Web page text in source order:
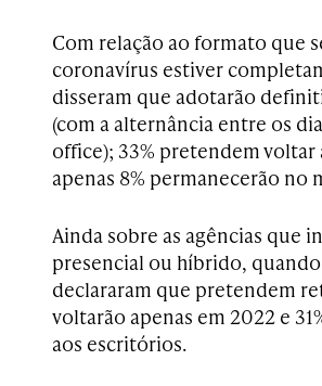
Com relação ao formato que
coronavírus estiver
disseram que adotarão
(com a alternância entre os
office); 33% pretendem
apenas 8% permanecerão
Ainda sobre as agências que
presencial ou híbrido,
declararam que pretendem
voltarão apenas em 2022 e
aos escritórios.